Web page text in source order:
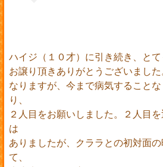
ハイジ（１０才）に引き続き、と
お譲り頂きありがとうございまし
なりますが、今まで病気すること
り、
２人目をお願いしました。２人目
は
ありましたが、クララとの初対面
て、